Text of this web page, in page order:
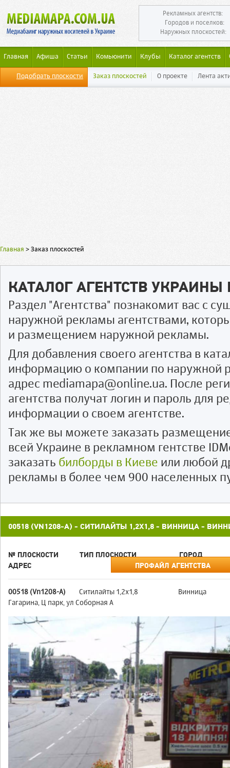
Рекламных агентств:
Городов и поселков:
Наружных плоскостей:
Главная Афиша Статьи Комьюнити Клубы Каталог агентств
Подобрать плоскости Заказ плоскостей О проекте Лента
Главная > Заказ плоскостей
КАТАЛОГ АГЕНТСТВ
Раздел "Агентства" познакомит вас с
наружной рекламы агентствами,
и размещением наружной рекламы.
Для добавления своего агентства в
информацию о компании по наружной
адрес mediamapa@online.ua. После
агентства получат логин и пароль для
информации о своем агентстве.
Так же вы можете заказать
всей Украине в рекламном гентстве
заказать билборды в Киеве или любой
рекламы в более чем 900 населенных
00518 (VN1208-A) - СИТИЛАЙТЫ 1,2X1,8 - ВИННИЦА -
№ ПЛОСКОСТИ ТИП ПЛОСКОСТИ
ГОРОД
АДРЕС
ПРОФАЙЛ АГЕНТСТВА
00518 (Vn1208-A) Ситилайты 1,2x1,8
Винница
Гагарина, Ц парк, ул Соборная А